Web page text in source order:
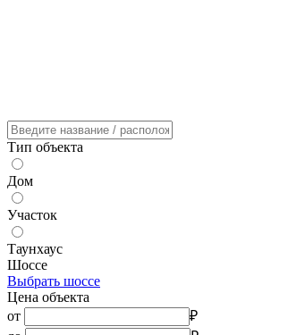
Тип объекта
Дом
Участок
Таунхаус
Шоссе
Выбрать шоссе
Цена объекта
от
₽